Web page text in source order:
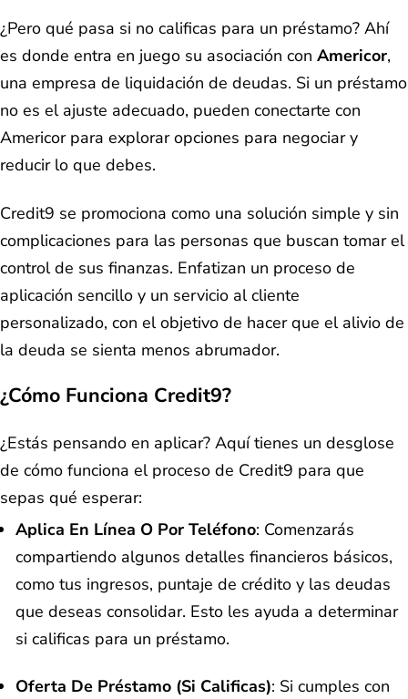
¿Pero qué pasa si no calificas para un préstamo? Ahí
es donde entra en juego su asociación con Americor,
una empresa de liquidación de deudas. Si un préstamo
no es el ajuste adecuado, pueden conectarte con
Americor para explorar opciones para negociar y
reducir lo que debes.
Credit9 se promociona como una solución simple y sin
complicaciones para las personas que buscan tomar el
control de sus finanzas. Enfatizan un proceso de
aplicación sencillo y un servicio al cliente
personalizado, con el objetivo de hacer que el alivio de
la deuda se sienta menos abrumador.
¿Cómo Funciona Credit9?
¿Estás pensando en aplicar? Aquí tienes un desglose
de cómo funciona el proceso de Credit9 para que
sepas qué esperar:
Aplica En Línea O Por Teléfono: Comenzarás
compartiendo algunos detalles financieros básicos,
como tus ingresos, puntaje de crédito y las deudas
que deseas consolidar. Esto les ayuda a determinar
si calificas para un préstamo.
Oferta De Préstamo (si Calificas): Si cumples con